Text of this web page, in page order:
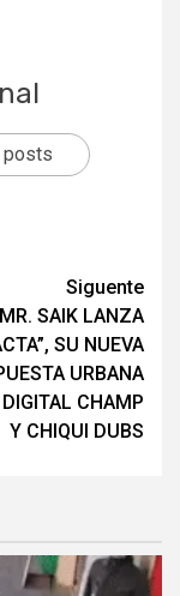
posts
Siguente
MR. SAIK LANZA
SU NUEVA
URBANA
CHAMP
Y CHIQUI DUBS